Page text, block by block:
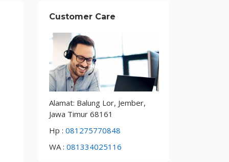
Customer Care
Alamat: Balung Lor, Jember,
Jawa Timur 68161
Hp : 081275770848
WA : 081334025116